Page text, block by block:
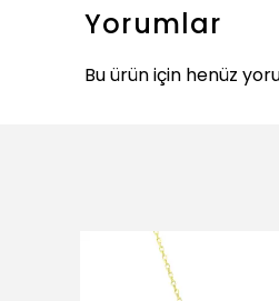
Yorumlar
Bu ürün için henüz